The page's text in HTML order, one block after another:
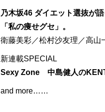
乃木坂46 ダイエット選抜が
「私の痩せグセ」。
衛藤美彩／松村沙友理／高山
新連載SPECIAL
Sexy Zone 中島健人の
and more……